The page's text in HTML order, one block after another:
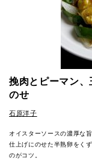
挽肉とピーマン
のせ
石原洋子
オイスターソースの濃厚な
仕上げにのせた半熟卵をく
のがコツ。